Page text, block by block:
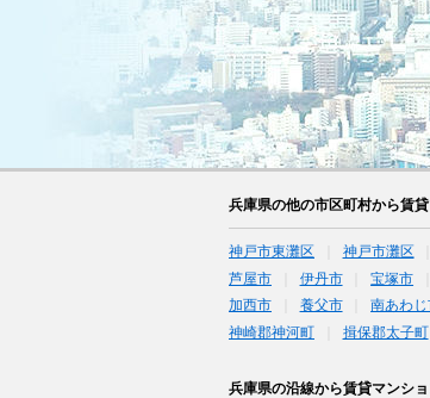
兵庫県の他の市区町村から賃
神戸市東灘区 神戸市灘区
芦屋市
伊丹市 宝塚市
加西市
養父市 南あわじ
神崎郡神河町
揖保郡太子町
兵庫県の沿線から賃貸マンシ